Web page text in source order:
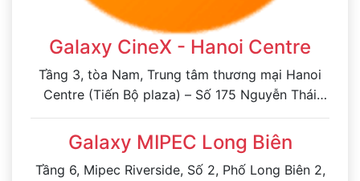
Galaxy CineX - Hanoi Centre
Tầng 3, tòa Nam, Trung tâm thương mại Hanoi
Centre (Tiến Bộ plaza) – Số 175 Nguyễn Thái
Học, phường Ô Chợ Dừa, Hà Nội
Galaxy MIPEC Long Biên
Tầng 6, Mipec Riverside, Số 2, Phố Long Biên 2,